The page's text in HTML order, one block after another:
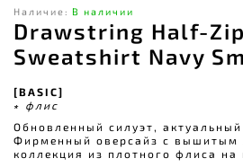
Наличие: В наличии
Drawstring Half-
Sweatshirt Navy
[BASIC]
∗ флис
Обновленный силуэт,
Фирменный оверсайз с вышитым
коллекция из плотного флиса на